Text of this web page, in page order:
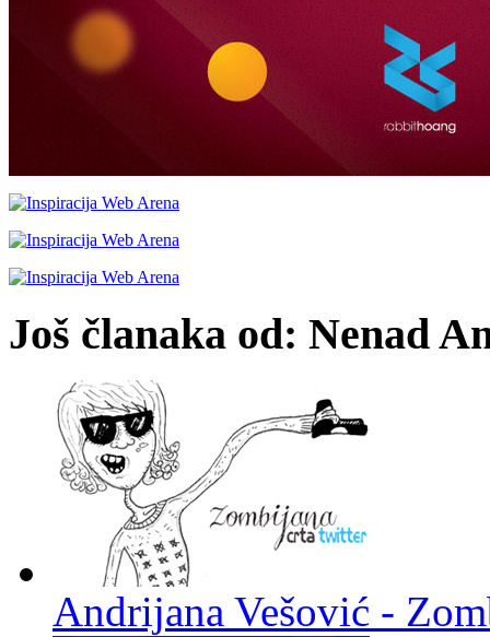
Još članaka od: Nenad
Andrijana Vešović -